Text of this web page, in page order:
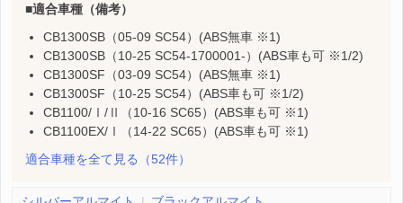
適合車種（備考）
CB1300SB（05-09 SC54）(ABS無車 ※1)
CB1300SB（10-25 SC54-1700001-）(ABS車も可 ※1/2)
CB1300SF（03-09 SC54）(ABS無車 ※1)
CB1300SF（10-25 SC54）(ABS車も可 ※1/2)
CB1100/Ⅰ/Ⅱ（10-16 SC65）(ABS車も可 ※1)
CB1100EX/Ⅰ（14-22 SC65）(ABS車も可 ※1)
適合車種を全て見る
（52件）